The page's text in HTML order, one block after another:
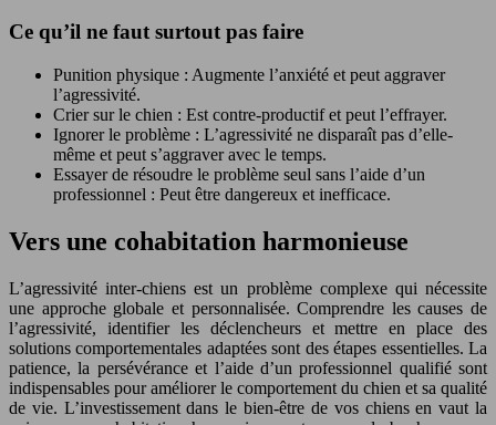
Ce qu’il ne faut surtout pas faire
Punition physique : Augmente l’anxiété et peut aggraver
l’agressivité.
Crier sur le chien : Est contre-productif et peut l’effrayer.
Ignorer le problème : L’agressivité ne disparaît pas d’elle-
même et peut s’aggraver avec le temps.
Essayer de résoudre le problème seul sans l’aide d’un
professionnel : Peut être dangereux et inefficace.
Vers une cohabitation harmonieuse
L’agressivité inter-chiens est un problème complexe qui nécessite
une approche globale et personnalisée. Comprendre les causes de
l’agressivité, identifier les déclencheurs et mettre en place des
solutions comportementales adaptées sont des étapes essentielles. La
patience, la persévérance et l’aide d’un professionnel qualifié sont
indispensables pour améliorer le comportement du chien et sa qualité
de vie. L’investissement dans le bien-être de vos chiens en vaut la